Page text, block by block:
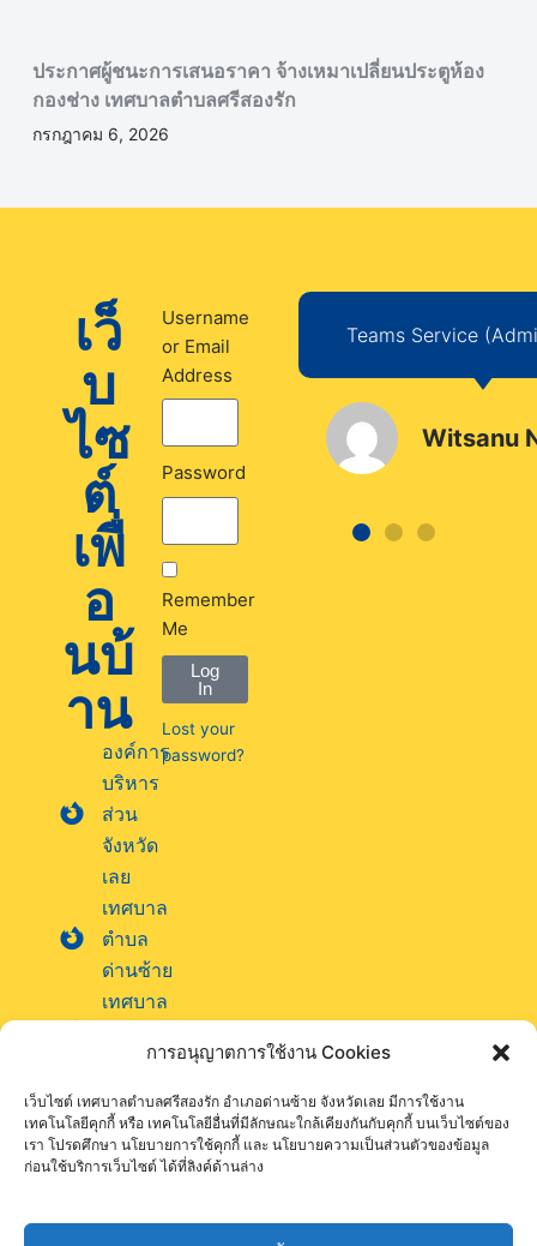
การอนุญาตการใช้งาน Cookies
เว็บไซต์ เทศบาลตำบลศรีสองรัก อำเภอด่านซ้าย จังหวัดเลย มีการใช้งาน
เทคโนโลยีคุกกี้ หรือ เทคโนโลยีอื่นที่มีลักษณะใกล้เคียงกันกับคุกกี้ บนเว็บไซต์ของ
เรา โปรดศึกษา นโยบายการใช้คุกกี้ และ นโยบายความเป็นส่วนตัวของข้อมูล
ก่อนใช้บริการเว็บไซต์ ได้ที่ลิงค์ด้านล่าง
ประกาศผู้ชนะการเสนอราคา จ้างเหมาเปลี่ยนประตูห้อง
กองช่าง เทศบาลตำบลศรีสองรัก
กรกฎาคม 6, 2026
เว็
บ
ไซ
ต์
เพื่
อ
นบ้
าน
องค์การ
บริหาร
ส่วน
จังหวัด
เลย
เทศบาล
ตำบล
ด่านซ้าย
เทศบาล
นาแห้ว
เทศบาล
ตำบล
ภูเรือ
Username
or Email
Address
Password
Remember
Me
Log
In
Lost your
password?
Service (Author) Teams Service
Witsanu